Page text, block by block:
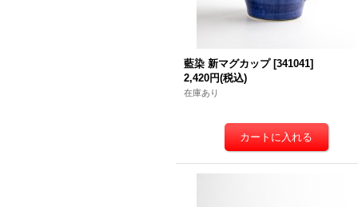
藍染 新マグカップ [341041]
2,420円(税込)
在庫あり